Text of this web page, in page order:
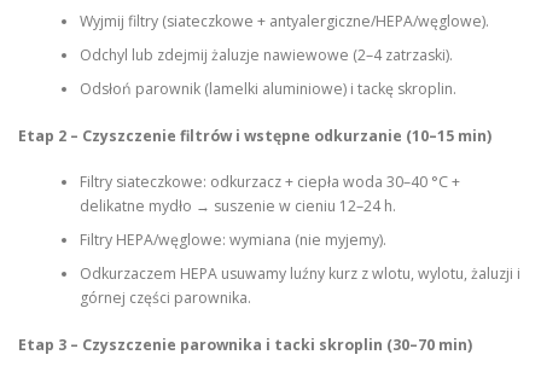
Wyjmij filtry (siateczkowe + antyalergiczne/HEPA/węglowe).
Odchyl lub zdejmij żaluzje nawiewowe (2–4 zatrzaski).
Odsłoń parownik (lamelki aluminiowe) i tackę skroplin.
Etap 2 – Czyszczenie filtrów i wstępne odkurzanie (10–15 min)
Filtry siateczkowe: odkurzacz + ciepła woda 30–40 °C +
delikatne mydło → suszenie w cieniu 12–24 h.
Filtry HEPA/węglowe: wymiana (nie myjemy).
Odkurzaczem HEPA usuwamy luźny kurz z wlotu, wylotu, żaluzji i
górnej części parownika.
Etap 3 – Czyszczenie parownika i tacki skroplin (30–70 min)